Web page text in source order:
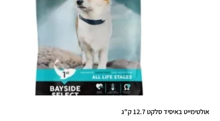
אולטימייט באיסיד סלקט 12.7 ק"ג